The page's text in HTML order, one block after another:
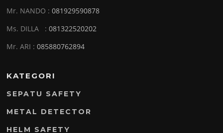
Mr. NANDO :081929590878
Ms. DILLA :081322520202
Mr. ARI :085880762894
KATEGORI
SEPATU SAFETY
METAL DETECTOR
HELM SAFETY